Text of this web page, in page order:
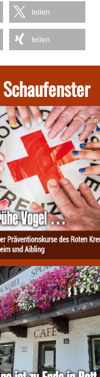
teilen
teilen
Schaufenster